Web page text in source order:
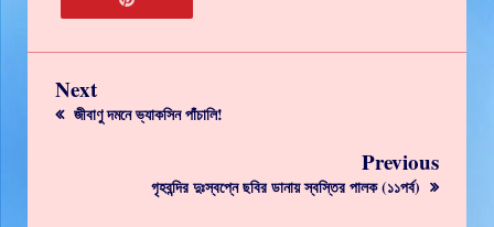
Next
জীবাণু দমনে ভ্যাকসিন পাঁচালি!
Previous
গৃহবন্দির দুঃস্বপ্নে ছবির ডানায় স্বস্তির পালক (১১পর্ব)